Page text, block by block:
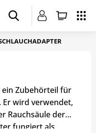
ein Zubehörteil für
Er wird verwendet,
Rauchsäule der
fungiert als